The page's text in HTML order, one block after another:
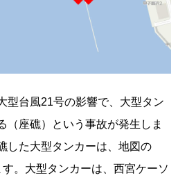
型台風21号の影響で、大型タン
（座礁）という事故が発生しま
した大型タンカーは、地図の
。大型タンカーは、西宮ケーソ